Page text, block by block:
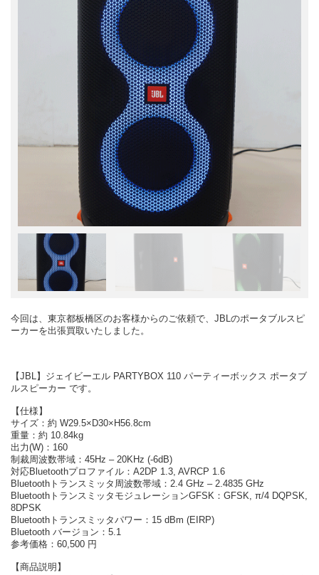
今回は、東京都板橋区のお客様からのご依頼で、JBLのポータブルスピ
ーカーを出張買取いたしました。
【JBL】ジェイビーエル PARTYBOX 110 パーティーボックス ポータブ
ルスピーカー です。
【仕様】
サイズ：約 W29.5×D30×H56.8cm
重量：約 10.84kg
出力(W)：160
制裁周波数帯域：45Hz – 20KHz (-6dB)
対応Bluetoothプロファイル：A2DP 1.3, AVRCP 1.6
Bluetoothトランスミッタ周波数帯域：2.4 GHz – 2.4835 GHz
BluetoothトランスミッタモジュレーションGFSK：GFSK, π/4 DQPSK,
8DPSK
Bluetoothトランスミッタパワー：15 dBm (EIRP)
Bluetooth バージョン：5.1
参考価格：60,500 円
【商品説明】